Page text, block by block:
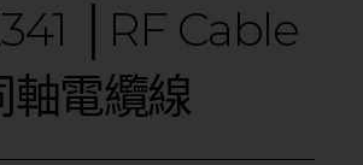
│RF Cable
軸電纜線